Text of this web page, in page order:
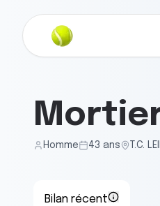
Homme 43 ans T.C.
Bilan récent